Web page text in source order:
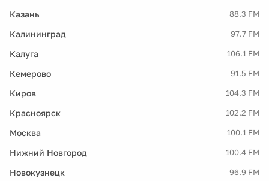
Казань 88.3 FM
Калининград 97.7 FM
Калуга 106.1 FM
Кемерово 91.5 FM
Киров 104.3 FM
Красноярск 102.2 FM
Москва 100.1 FM
Нижний Новгород 100.4 FM
Новокузнецк 96.9 FM